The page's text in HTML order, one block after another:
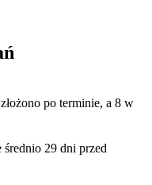
po terminie, a 8 w
średnio 29 dni przed